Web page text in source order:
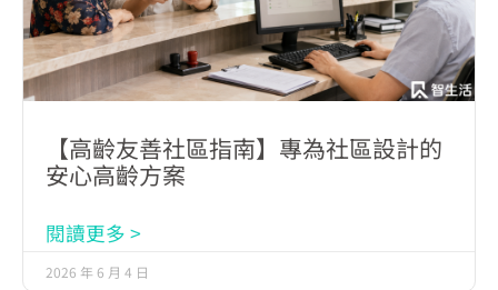
【高齡友善社區指南】專為社區設計的
安心高齡方案
閱讀更多 >
2026 年 6 月 4 日